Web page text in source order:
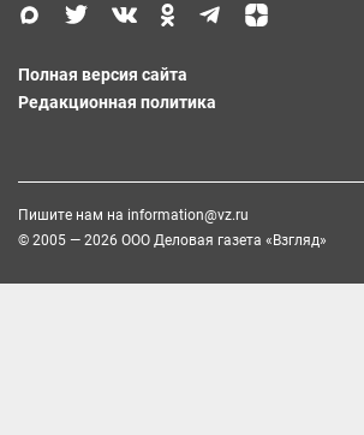
Полная версия сайта
Редакционная политика
Пишите нам на information@vz.ru
© 2005 — 2026 ООО Деловая газета «Взгляд»